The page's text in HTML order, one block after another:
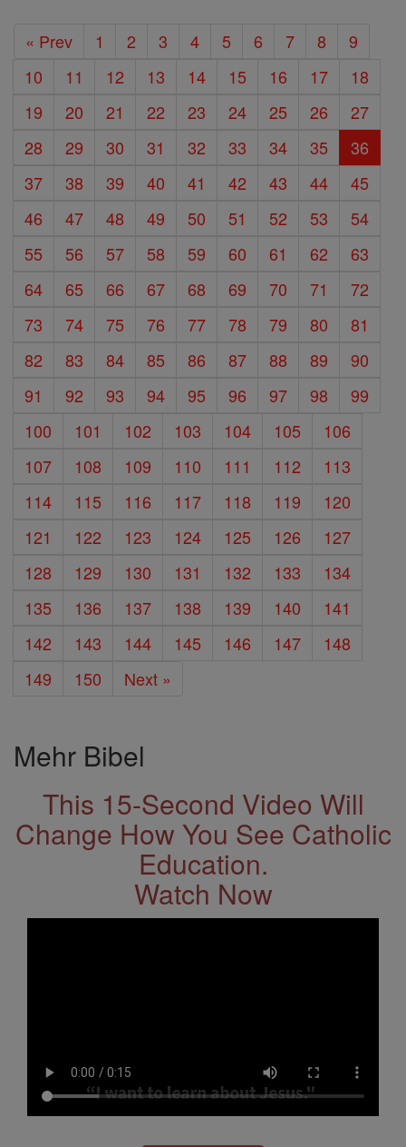
« Prev 1 2 3 4 5 6 7 8
9
10
11 12 13 14 15 16 17
18
19
20 21 22 23 24 25 26
27
28
29 30 31 32 33 34 35
36
37
38 39 40 41 42 43 44
45
46
47 48 49 50 51 52 53
54
55
56 57 58 59 60 61 62
63
64
65 66 67 68 69 70 71
72
73
74 75 76 77 78 79 80
81
82
83 84 85 86 87 88 89
90
91
92 93 94 95 96 97 98
99
100
101 102 103 104 105
106
107
108 109 110 111 112
113
114
115 116 117 118 119
120
121
122 123 124 125 126
127
128
129 130 131 132 133
134
135
136 137 138 139 140
141
142
143 144 145 146 147
148
149
150 Next »
Mehr Bibel
This 15-Second Video Will
Change How You See Catholic
Education.
Watch Now